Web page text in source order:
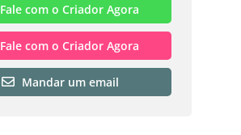
Fale com o Criador Agora
Fale com o Criador Agora
Mandar um email